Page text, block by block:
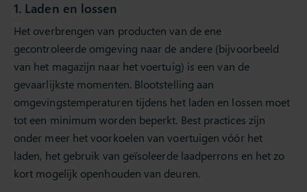
1. Laden en lossen
Het overbrengen van producten van de ene
gecontroleerde omgeving naar de andere (bijvoorbeeld
van het magazijn naar het voertuig) is een van de
gevaarlijkste momenten. Blootstelling aan
omgevingstemperaturen tijdens het laden en lossen moet
tot een minimum worden beperkt. Best practices zijn
onder meer het voorkoelen van voertuigen vóór het
laden, het gebruik van geïsoleerde laadperrons en het zo
kort mogelijk openhouden van deuren.